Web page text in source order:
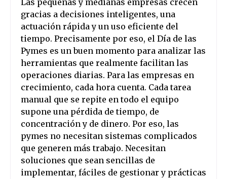
Las pequeñas y medianas empresas crecen
gracias a decisiones inteligentes, una
actuación rápida y un uso eficiente del
tiempo. Precisamente por eso, el Día de las
Pymes es un buen momento para analizar las
herramientas que realmente facilitan las
operaciones diarias. Para las empresas en
crecimiento, cada hora cuenta. Cada tarea
manual que se repite en todo el equipo
supone una pérdida de tiempo, de
concentración y de dinero. Por eso, las
pymes no necesitan sistemas complicados
que generen más trabajo. Necesitan
soluciones que sean sencillas de
implementar, fáciles de gestionar y prácticas